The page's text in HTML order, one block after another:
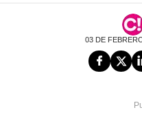
03 DE